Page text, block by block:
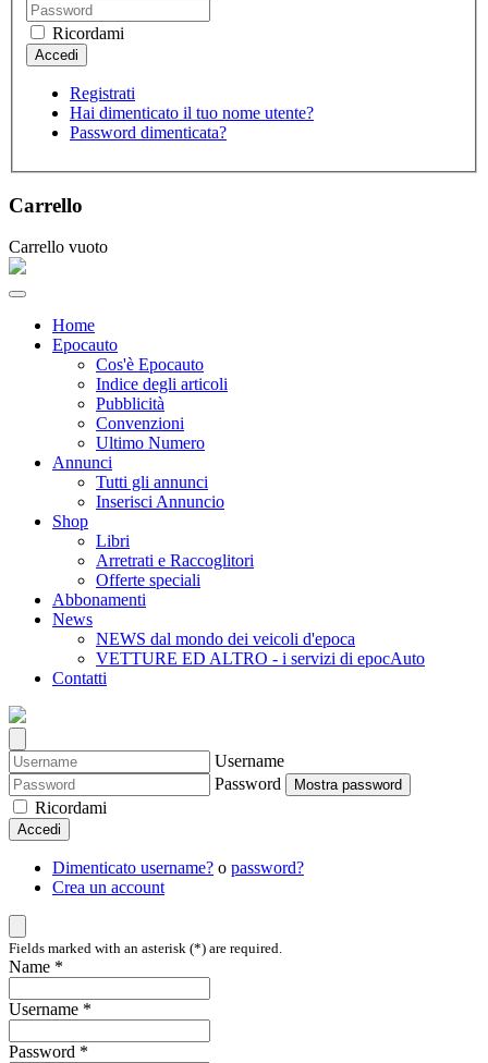
Ricordami
Registrati
Hai dimenticato il tuo nome utente?
Password dimenticata?
Carrello
Carrello vuoto
Home
Epocauto
Cos'è Epocauto
Indice degli articoli
Pubblicità
Convenzioni
Ultimo Numero
Annunci
Tutti gli annunci
Inserisci Annuncio
Shop
Libri
Arretrati e Raccoglitori
Offerte speciali
Abbonamenti
News
NEWS dal mondo dei veicoli d'epoca
VETTURE ED ALTRO - i servizi di epocAuto
Contatti
Username
Password
Mostra password
Ricordami
Accedi
Dimenticato username? o password?
Crea un account
Fields marked with an asterisk (*) are required.
Name *
Username *
Password *